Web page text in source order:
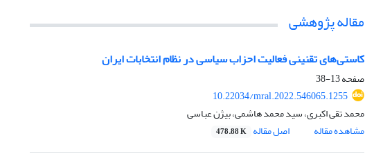
مقاله پژوهشی
کاستی‌های تقنینی فعالیت احزاب سیاسی در نظام انتخابات ایران
صفحه13-38
10.22034/mral.2022.546065.1255
محمد تقی اکبری، سید محمد هاشمی، بیژن عباسی
مشاهده مقاله
اصل مقاله 478.88 K